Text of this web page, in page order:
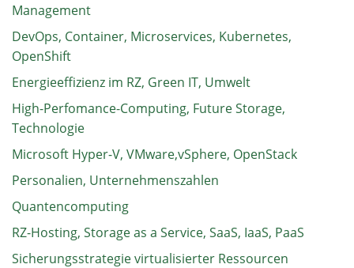
Management
DevOps, Container, Microservices, Kubernetes,
OpenShift
Energieeffizienz im RZ, Green IT, Umwelt
High-Perfomance-Computing, Future Storage,
Technologie
Microsoft Hyper-V, VMware,vSphere, OpenStack
Personalien, Unternehmenszahlen
Quantencomputing
RZ-Hosting, Storage as a Service, SaaS, IaaS, PaaS
Sicherungsstrategie virtualisierter Ressourcen